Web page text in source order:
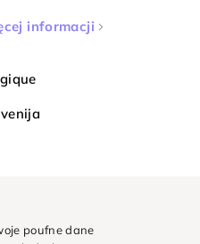
informacji
poufne dane